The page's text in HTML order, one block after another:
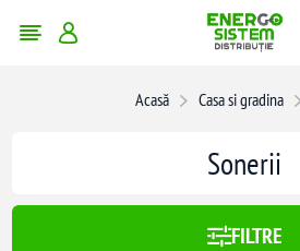
Acasă Casa si gradina
454
Sonerii
FILTRE